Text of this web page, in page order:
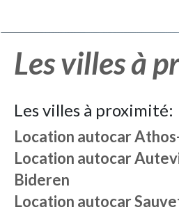
Les villes à
Les villes à proximité:
Location autocar
Location autocar
Bideren
Location autocar